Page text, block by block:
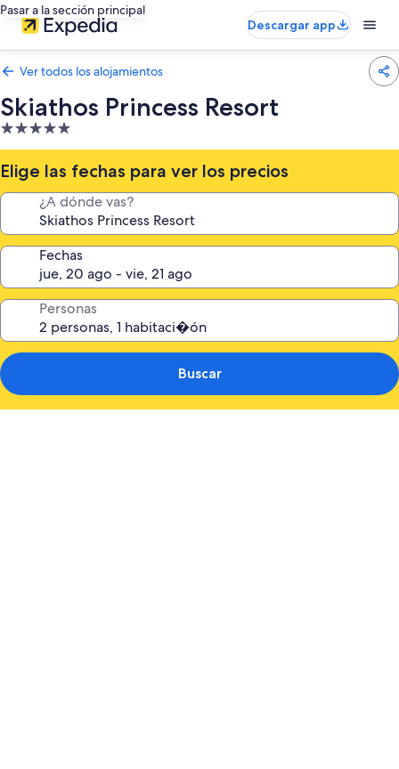
Pasar a la sección principal
Descargar app
Ver todos los alojamientos
Skiathos Princess Resort
Alojamiento
de
5.0 estrellas
Elige las fechas para ver los precios
¿A dónde vas?
Fechas
Personas
Buscar